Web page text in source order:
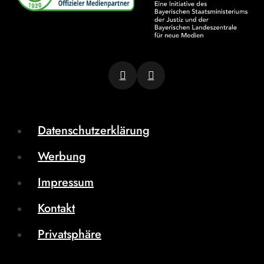
Datenschutzerklärung
Werbung
Impressum
Kontakt
Privatsphäre